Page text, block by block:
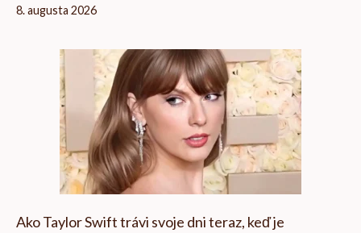
8. augusta 2026
Ako Taylor Swift trávi svoje dni teraz, keď je